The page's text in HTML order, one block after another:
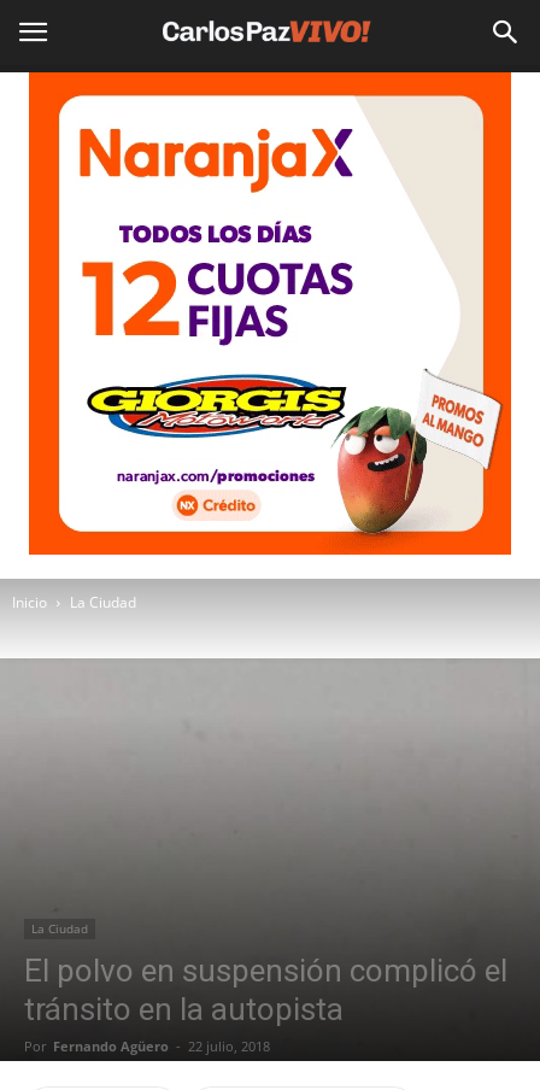
Inicio La Ciudad
La Ciudad
El polvo en suspensión complicó el
tránsito en la autopista
Por Fernando Agüero - 22 julio, 2018